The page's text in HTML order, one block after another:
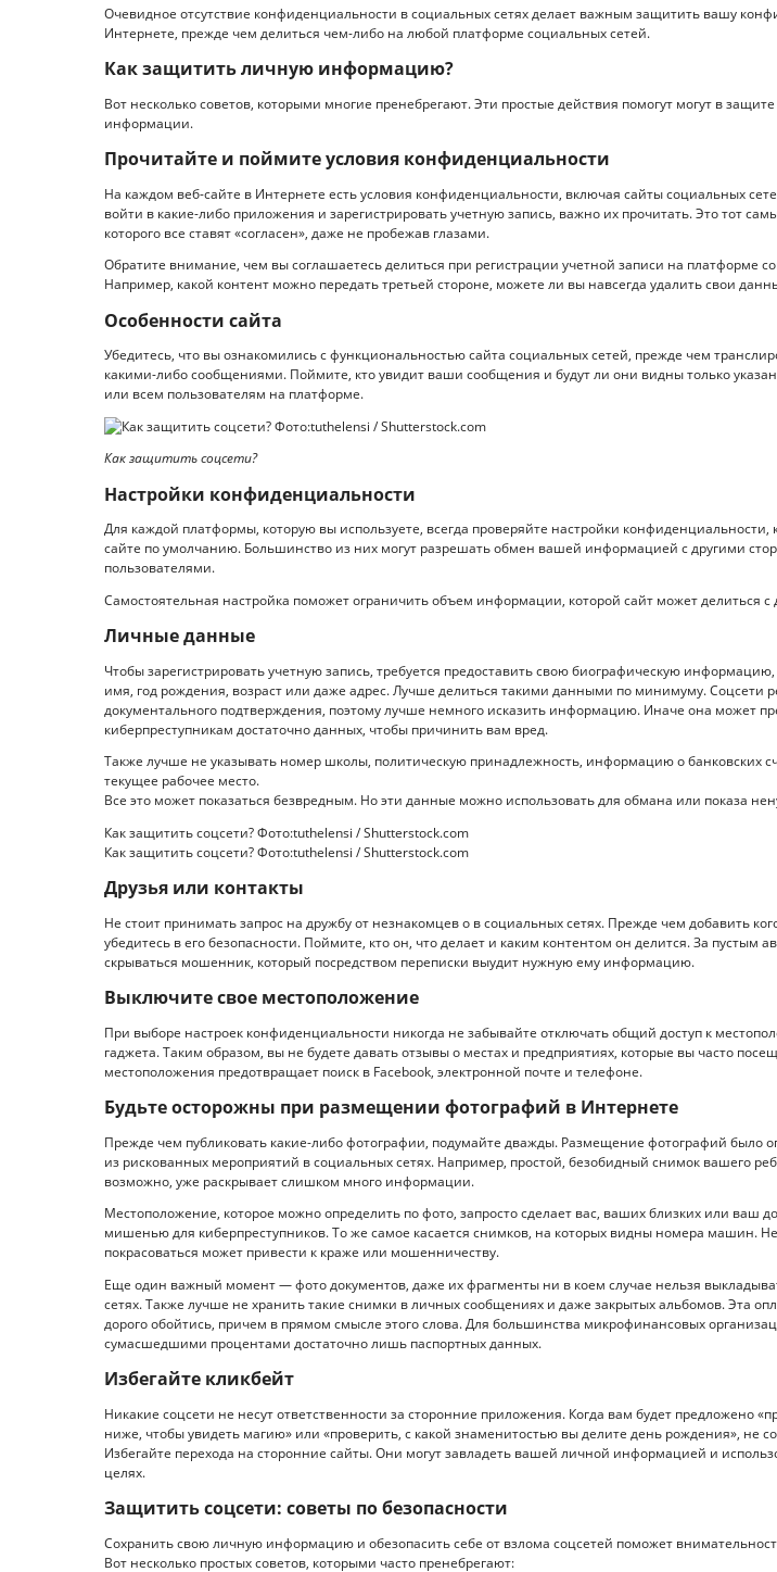
Очевидное отсутствие конфиденциальности в социальных сетях делает важным защитить вашу
Интернете, прежде чем делиться чем-либо на любой платформе социальных сетей.
Как защитить личную информацию?
Вот несколько советов, которыми многие пренебрегают. Эти простые действия помогут могут в
информации.
Прочитайте и поймите условия конфиденциальности
На каждом веб-сайте в Интернете есть условия конфиденциальности, включая сайты социальных
войти в какие-либо приложения и зарегистрировать учетную запись, важно их прочитать. Это тот
которого все ставят «согласен», даже не пробежав глазами.
Обратите внимание, чем вы соглашаетесь делиться при регистрации учетной записи на платформе
Например, какой контент можно передать третьей стороне, можете ли вы навсегда удалить свои
Особенности сайта
Убедитесь, что вы ознакомились с функциональностью сайта социальных сетей, прежде чем
какими-либо сообщениями. Поймите, кто увидит ваши сообщения и будут ли они видны только
или всем пользователям на платформе.
Как защитить соцсети?
Настройки конфиденциальности
Для каждой платформы, которую вы используете, всегда проверяйте настройки конфиденциальности,
сайте по умолчанию. Большинство из них могут разрешать обмен вашей информацией с другими
пользователями.
Самостоятельная настройка поможет ограничить объем информации, которой сайт может делиться с
Личные данные
Чтобы зарегистрировать учетную запись, требуется предоставить свою биографическую информацию,
имя, год рождения, возраст или даже адрес. Лучше делиться такими данными по минимуму. Соцсети
документального подтверждения, поэтому лучше немного исказить информацию. Иначе она может
киберпреступникам достаточно данных, чтобы причинить вам вред.
Также лучше не указывать номер школы, политическую принадлежность, информацию о банковских
текущее рабочее место.
Все это может показаться безвредным. Но эти данные можно использовать для обмана или показа
Как защитить соцсети? Фото:tuthelensi / Shutterstock.com
Как защитить соцсети? Фото:tuthelensi / Shutterstock.com
Друзья или контакты
Не стоит принимать запрос на дружбу от незнакомцев о в социальных сетях. Прежде чем добавить
убедитесь в его безопасности. Поймите, кто он, что делает и каким контентом он делится. За пустым
скрываться мошенник, который посредством переписки выудит нужную ему информацию.
Выключите свое местоположение
При выборе настроек конфиденциальности никогда не забывайте отключать общий доступ к
гаджета. Таким образом, вы не будете давать отзывы о местах и предприятиях, которые вы часто
местоположения предотвращает поиск в Facebook, электронной почте и телефоне.
Будьте осторожны при размещении фотографий в Интернете
Прежде чем публиковать какие-либо фотографии, подумайте дважды. Размещение фотографий было
из рискованных мероприятий в социальных сетях. Например, простой, безобидный снимок вашего
возможно, уже раскрывает слишком много информации.
Местоположение, которое можно определить по фото, запросто сделает вас, ваших близких или ваш
мишенью для киберпреступников. То же самое касается снимков, на которых видны номера машин.
покрасоваться может привести к краже или мошенничеству.
Еще один важный момент — фото документов, даже их фрагменты ни в коем случае нельзя
сетях. Также лучше не хранить такие снимки в личных сообщениях и даже закрытых альбомов. Эта
дорого обойтись, причем в прямом смысле этого слова. Для большинства микрофинансовых
сумасшедшими процентами достаточно лишь паспортных данных.
Избегайте кликбейт
Никакие соцсети не несут ответственности за сторонние приложения. Когда вам будет предложено
ниже, чтобы увидеть магию» или «проверить, с какой знаменитостью вы делите день рождения», не
Избегайте перехода на сторонние сайты. Они могут завладеть вашей личной информацией и
целях.
Защитить соцсети: советы по безопасности
Сохранить свою личную информацию и обезопасить себе от взлома соцсетей поможет
Вот несколько простых советов, которыми часто пренебрегают: